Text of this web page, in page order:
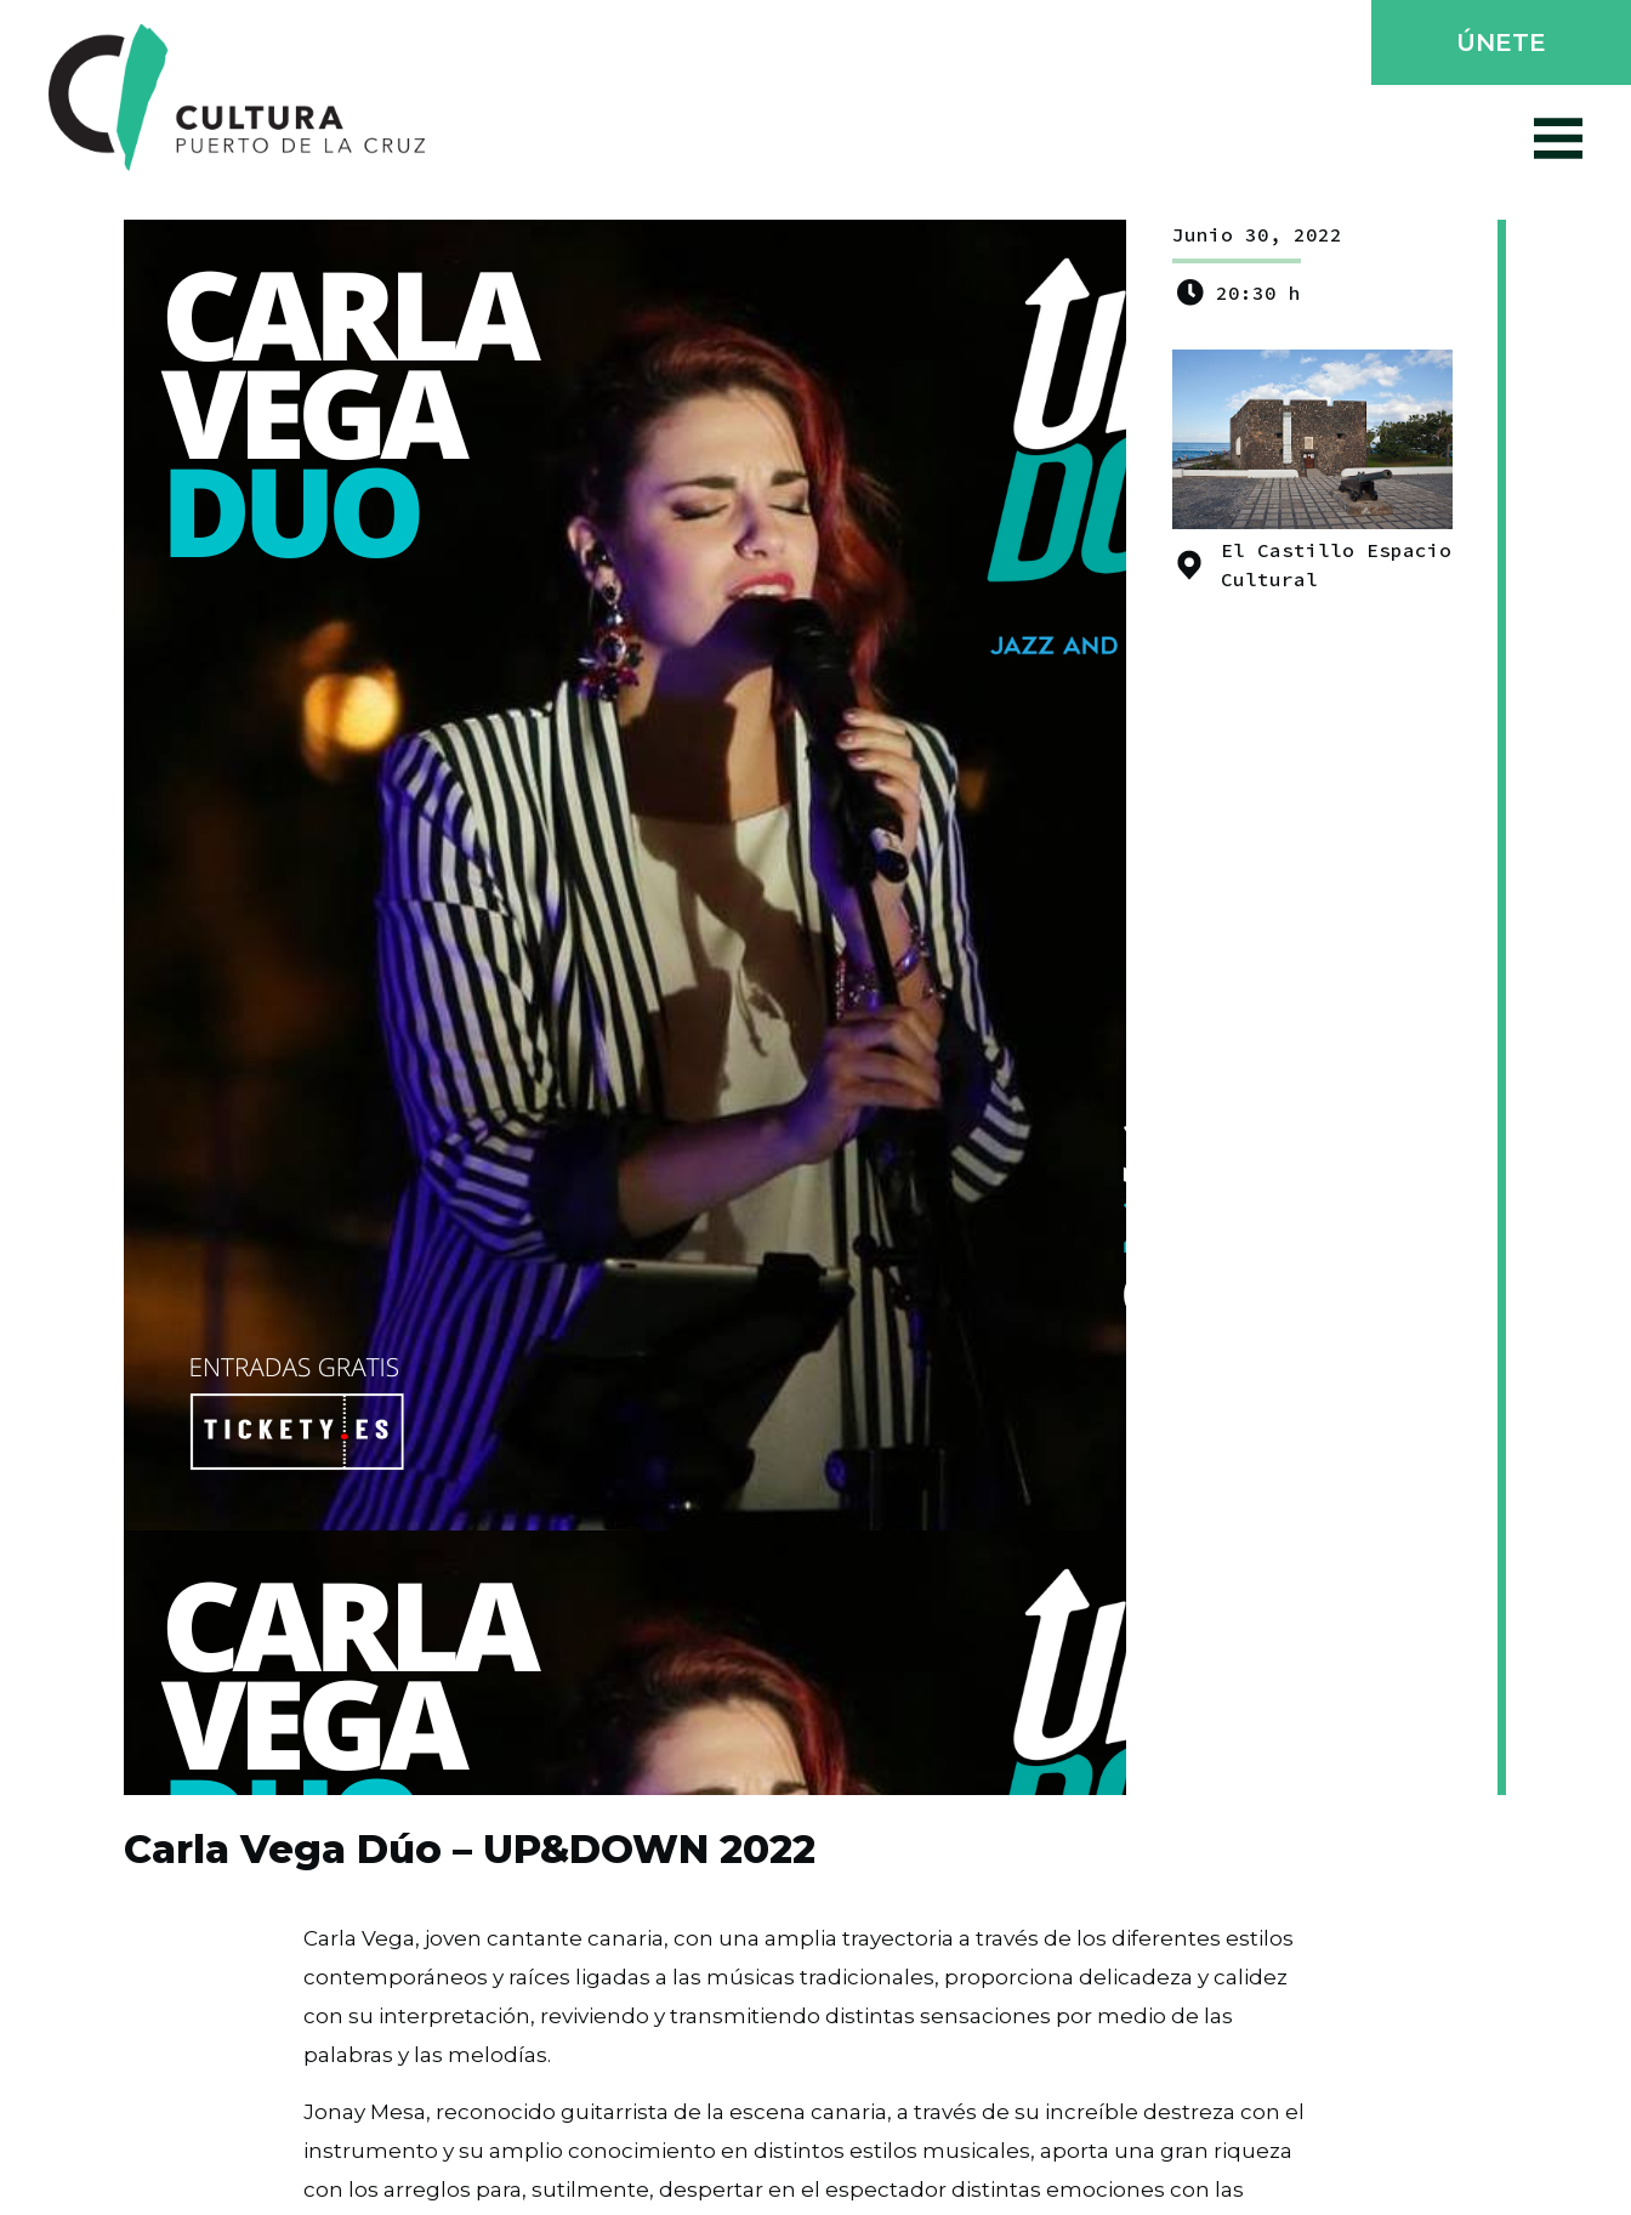
ÚNETE
Junio 30, 2022
20:30 h
El Castillo Espacio
Cultural
Carla Vega Dúo – UP&DOWN 2022
Carla Vega, joven cantante canaria, con una amplia trayectoria a través de los diferentes estilos
contemporáneos y raíces ligadas a las músicas tradicionales, proporciona delicadeza y calidez
con su interpretación, reviviendo y transmitiendo distintas sensaciones por medio de las
palabras y las melodías.
Jonay Mesa, reconocido guitarrista de la escena canaria, a través de su increíble destreza con el
instrumento y su amplio conocimiento en distintos estilos musicales, aporta una gran riqueza
con los arreglos para, sutilmente, despertar en el espectador distintas emociones con las